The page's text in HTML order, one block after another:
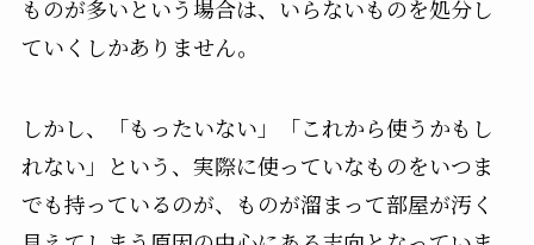
ものが多いという場合は、いらないものを処分し
ていくしかありません。
しかし、「もったいない」「これから使うかもし
れない」という、実際に使っていなものをいつま
でも持っているのが、ものが溜まって部屋が汚く